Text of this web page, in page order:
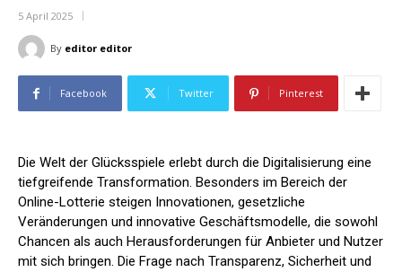
5 April 2025
By editor editor
Facebook Twitter Pinterest
Die Welt der Glücksspiele erlebt durch die Digitalisierung eine
tiefgreifende Transformation. Besonders im Bereich der
Online-Lotterie steigen Innovationen, gesetzliche
Veränderungen und innovative Geschäftsmodelle, die sowohl
Chancen als auch Herausforderungen für Anbieter und Nutzer
mit sich bringen. Die Frage nach Transparenz, Sicherheit und